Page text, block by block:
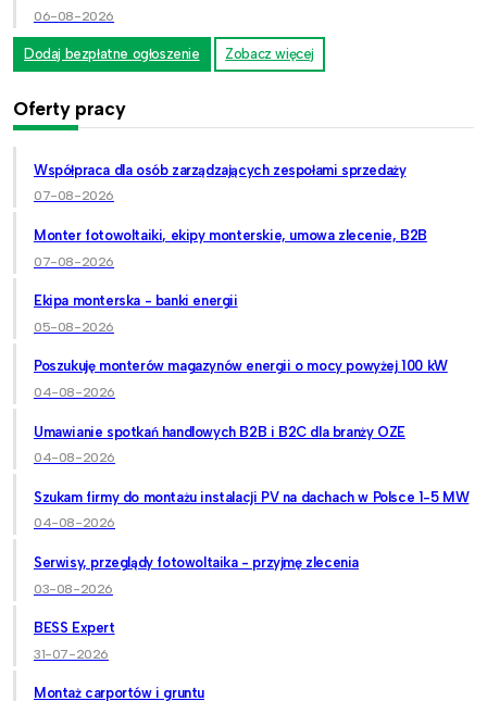
06-08-2026
Dodaj bezpłatne ogłoszenie Zobacz więcej
Oferty pracy
Współpraca dla osób zarządzających zespołami sprzedaży
07-08-2026
Monter fotowoltaiki, ekipy monterskie, umowa zlecenie, B2B
07-08-2026
Ekipa monterska - banki energii
05-08-2026
Poszukuję monterów magazynów energii o mocy powyżej 100 kW
04-08-2026
Umawianie spotkań handlowych B2B i B2C dla branży OZE
04-08-2026
Szukam firmy do montażu instalacji PV na dachach w Polsce 1-5 MW
04-08-2026
Serwisy, przeglądy fotowoltaika - przyjmę zlecenia
03-08-2026
BESS Expert
31-07-2026
Montaż carportów i gruntu